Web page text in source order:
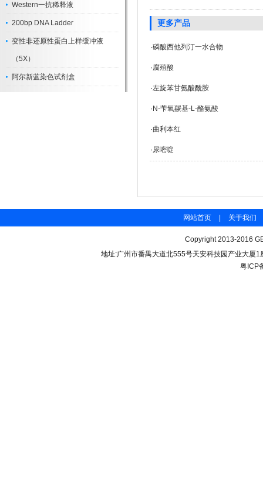
Western一抗稀释液
200bp DNA Ladder
变性非还原性蛋白上样缓冲液
（5X）
阿尔新蓝染色试剂盒
更多产品
·磷酸西他列汀一水合物
·腐殖酸
·左旋苯甘氨酸酰胺
· N-苄氧羰基-L-酪氨酸
·曲利本红
·尿嘧啶
网站首页 关于我们
Copyright 2013-2016
地址:广州市番禺大道北555号天安科技园产业大厦
粤ICP